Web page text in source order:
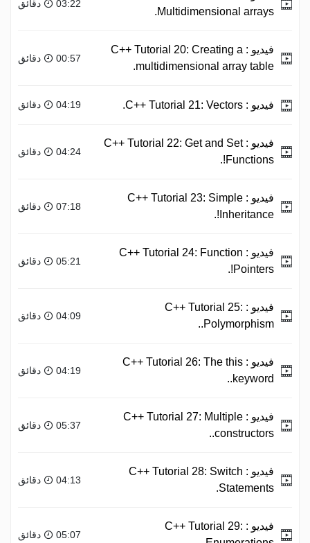
Multidimensional arrays.
03:22 دقائق
فيديو : C++ Tutorial 20: Creating a
multidimensional array table.
00:57 دقائق
فيديو : 04:19 دقائق
فيديو : C++ Tutorial 22: Get and Set
Functions!.
04:24 دقائق
فيديو : C++ Tutorial 23: Simple
Inheritance!.
07:18 دقائق
فيديو : C++ Tutorial 24: Function
Pointers!.
05:21 دقائق
فيديو : C++ Tutorial 25:
Polymorphism..
04:09 دقائق
فيديو : C++ Tutorial 26: The this
keyword..
04:19 دقائق
فيديو : C++ Tutorial 27: Multiple
constructors..
05:37 دقائق
فيديو : C++ Tutorial 28: Switch
Statements.
04:13 دقائق
فيديو : C++ Tutorial 29:
05:07 دقائق